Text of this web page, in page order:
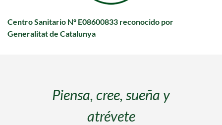
Centro Sanitario Nº E08600833 reconocido por
Generalitat de Catalunya
El dolor es inevitable, el
sufrimiento es cuestión de